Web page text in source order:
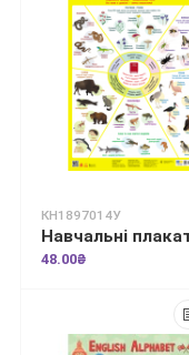
КН1897014У
48.00₴